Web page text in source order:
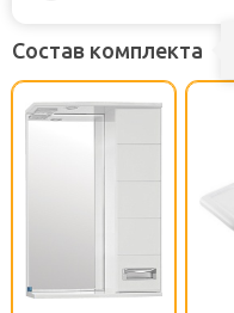
Состав комплекта